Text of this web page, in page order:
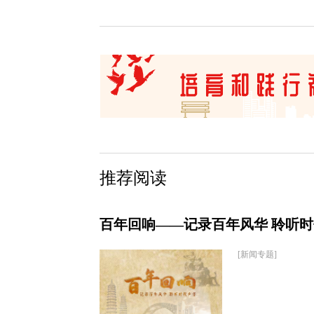
推荐阅读
百年回响——记录百年风华 聆听
[新闻专题]